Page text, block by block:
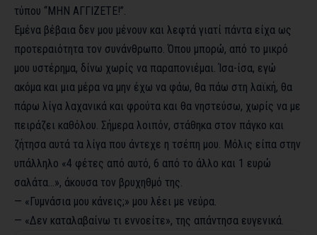
τύπου “ΜΗΝ ΑΓΓΙΖΕΤΕ!”.
Εμένα βέβαια δεν μου μένουν και λεφτά γιατί πάντα είχα ως
προτεραιότητα τον συνάνθρωπο. Όπου μπορώ, από το μικρό
μου υστέρημα, δίνω χωρίς να παραπονιέμαι. Ίσα-ίσα, εγώ
ακόμα και μια μέρα να μην έχω να φάω, θα πάω στη λαϊκή, θα
πάρω λίγα λαχανικά και φρούτα και θα νηστεύσω, χωρίς να με
πειράζει καθόλου. Σήμερα λοιπόν, στάθηκα στον πάγκο και
ζήτησα αυτά τα λίγα που άντεχε η τσέπη μου. Μόλις είπα στην
υπάλληλο «4 φέτες από αυτό, 6 από το άλλο και 1 ευρώ
σαλάτα…», άκουσα τον βρυχηθμό της.
— «Γυμνάσια μου κάνεις;» μου λέει με νεύρα.
— «Δεν καταλαβαίνω τι εννοείτε», της απάντησα ευγενικά.